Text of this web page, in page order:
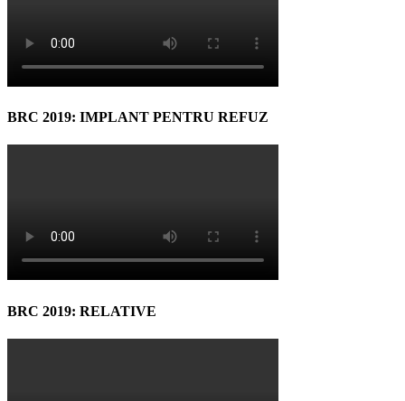
BRC 2019: IMPLANT PENTRU REFUZ
BRC 2019: RELATIVE